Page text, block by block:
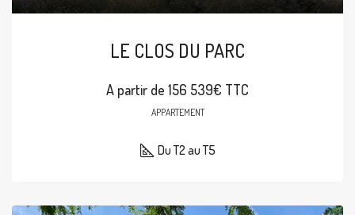
LE CLOS DU PARC
A partir de 156 539€ TTC
APPARTEMENT
Du T2 au T5